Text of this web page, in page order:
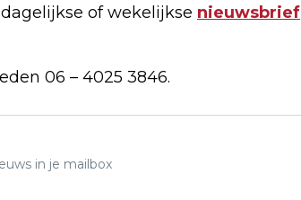
of wekelijkse nieuwsbrief
06 – 4025 3846.
in je mailbox